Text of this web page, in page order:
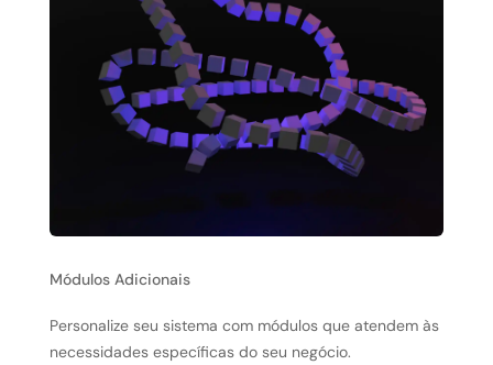
Módulos Adicionais
Personalize seu sistema com módulos que atendem às
necessidades específicas do seu negócio.